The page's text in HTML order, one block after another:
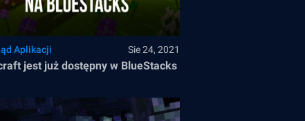
Aplikacji Sie 24, 2021
jest już dostępny w BlueStacks